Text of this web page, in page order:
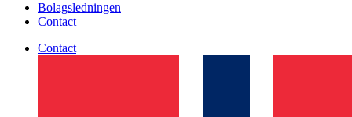
Bolagsledningen
Contact
Contact